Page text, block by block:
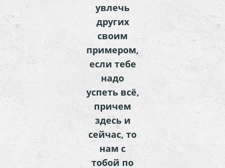
увлечь
других
своим
примером,
если тебе
надо
успеть всё,
причем
здесь и
сейчас, то
нам с
тобой по